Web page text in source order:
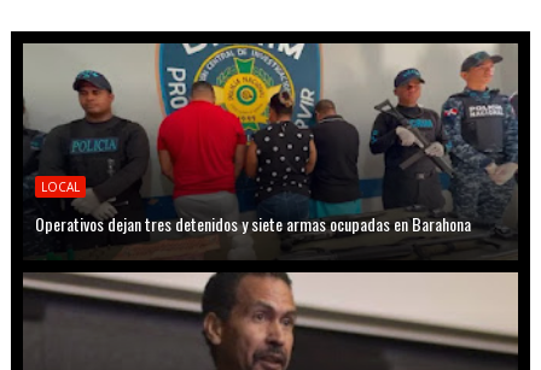
LOCAL
Operativos dejan tres detenidos y siete armas ocupadas en Barahona